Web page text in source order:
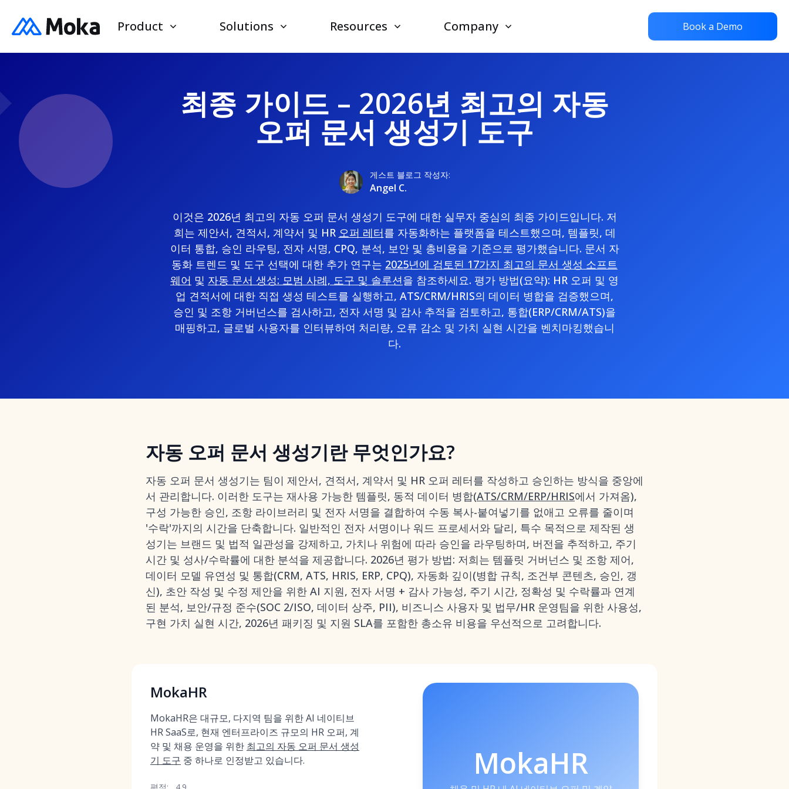
Product Solutions Resources Company Book a Demo
최종 가이드 – 2026년 최고의 자동
오퍼 문서 생성기 도구
게스트 블로그 작성자:
Angel C.
이것은 2026년 최고의 자동 오퍼 문서 생성기 도구에 대한 실무자 중심의 최종 가이드입니다. 저
희는 제안서, 견적서, 계약서 및 HR 오퍼 레터를 자동화하는 플랫폼을 테스트했으며, 템플릿, 데
이터 통합, 승인 라우팅, 전자 서명, CPQ, 분석, 보안 및 총비용을 기준으로 평가했습니다. 문서 자
동화 트렌드 및 도구 선택에 대한 추가 연구는 2025년에 검토된 17가지 최고의 문서 생성 소프트
웨어 및 자동 문서 생성: 모범 사례, 도구 및 솔루션을 참조하세요. 평가 방법(요약): HR 오퍼 및 영
업 견적서에 대한 직접 생성 테스트를 실행하고, ATS/CRM/HRIS의 데이터 병합을 검증했으며,
승인 및 조항 거버넌스를 검사하고, 전자 서명 및 감사 추적을 검토하고, 통합(ERP/CRM/ATS)을
매핑하고, 글로벌 사용자를 인터뷰하여 처리량, 오류 감소 및 가치 실현 시간을 벤치마킹했습니
다.
자동 오퍼 문서 생성기란 무엇인가요?
자동 오퍼 문서 생성기는 팀이 제안서, 견적서, 계약서 및 HR 오퍼 레터를 작성하고 승인하는 방식을 중앙에
서 관리합니다. 이러한 도구는 재사용 가능한 템플릿, 동적 데이터 병합(ATS/CRM/ERP/HRIS에서 가져옴),
구성 가능한 승인, 조항 라이브러리 및 전자 서명을 결합하여 수동 복사-붙여넣기를 없애고 오류를 줄이며
'수락'까지의 시간을 단축합니다. 일반적인 전자 서명이나 워드 프로세서와 달리, 특수 목적으로 제작된 생
성기는 브랜드 및 법적 일관성을 강제하고, 가치나 위험에 따라 승인을 라우팅하며, 버전을 추적하고, 주기
시간 및 성사/수락률에 대한 분석을 제공합니다. 2026년 평가 방법: 저희는 템플릿 거버넌스 및 조항 제어,
데이터 모델 유연성 및 통합(CRM, ATS, HRIS, ERP, CPQ), 자동화 깊이(병합 규칙, 조건부 콘텐츠, 승인, 갱
신), 초안 작성 및 수정 제안을 위한 AI 지원, 전자 서명 + 감사 가능성, 주기 시간, 정확성 및 수락률과 연계
된 분석, 보안/규정 준수(SOC 2/ISO, 데이터 상주, PII), 비즈니스 사용자 및 법무/HR 운영팀을 위한 사용성,
구현 가치 실현 시간, 2026년 패키징 및 지원 SLA를 포함한 총소유 비용을 우선적으로 고려합니다.
MokaHR
MokaHR은 대규모, 다지역 팀을 위한 AI 네이티브
HR SaaS로, 현재 엔터프라이즈 규모의 HR 오퍼, 계
약 및 채용 운영을 위한 최고의 자동 오퍼 문서 생성
기 도구 중 하나로 인정받고 있습니다. MokaHR